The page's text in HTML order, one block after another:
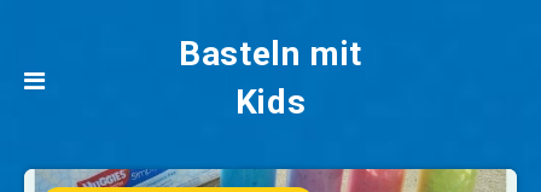
Basteln mit
Kids